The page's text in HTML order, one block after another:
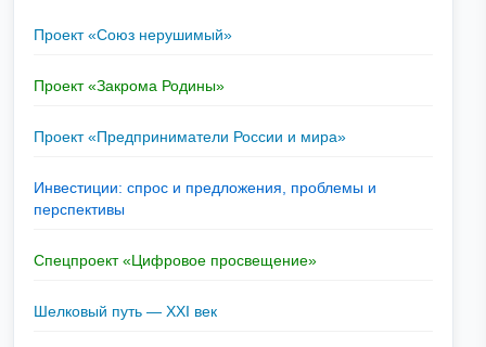
Проект «Союз нерушимый»
Проект «Закрома Родины»
Проект «Предприниматели России и мира»
Инвестиции: спрос и предложения, проблемы и
перспективы
Спецпроект «Цифровое просвещение»
Шелковый путь — XXI век